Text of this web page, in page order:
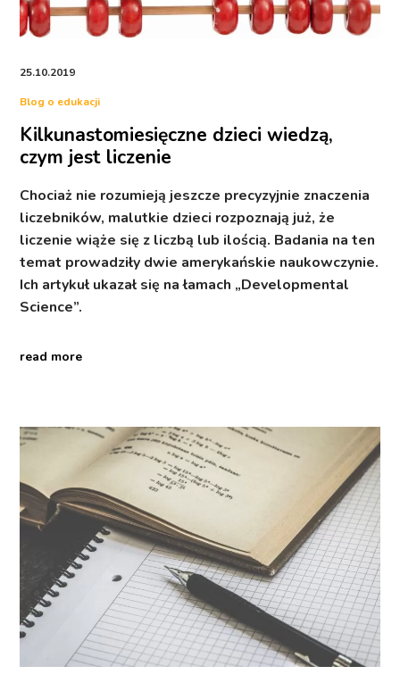
25.10.2019
Blog o edukacji
Kilkunastomiesięczne dzieci wiedzą,
czym jest liczenie
Chociaż nie rozumieją jeszcze precyzyjnie znaczenia
liczebników, malutkie dzieci rozpoznają już, że
liczenie wiąże się z liczbą lub ilością. Badania na ten
temat prowadziły dwie amerykańskie naukowczynie.
Ich artykuł ukazał się na łamach „Developmental
Science”.
read more